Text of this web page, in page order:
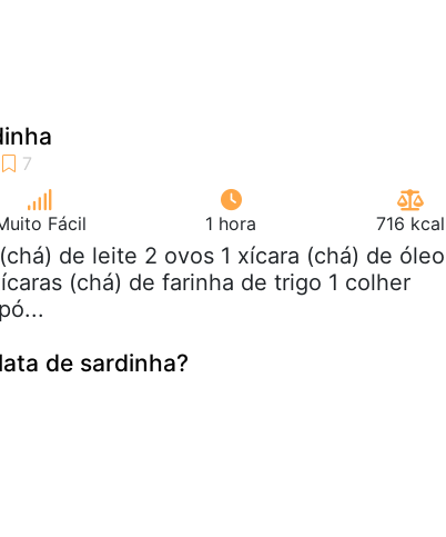
Fácil 1 hora 716 kcal
de leite 2 ovos 1 xícara (chá) de óleo
(chá) de farinha de trigo 1 colher
de sardinha?